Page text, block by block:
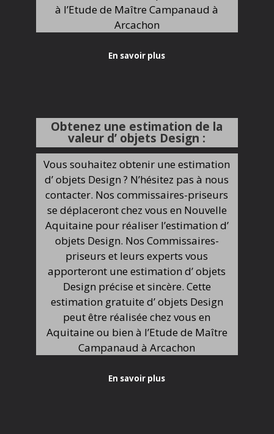
à l’Etude de Maître Campanaud à
Arcachon
En savoir plus
Obtenez une estimation de la
valeur d’ objets Design :
Vous souhaitez obtenir une estimation
d’ objets Design ? N’hésitez pas à nous
contacter. Nos commissaires-priseurs
se déplaceront chez vous en Nouvelle
Aquitaine pour réaliser l’estimation d’
objets Design. Nos Commissaires-
priseurs et leurs experts vous
apporteront une estimation d’ objets
Design précise et sincère. Cette
estimation gratuite d’ objets Design
peut être réalisée chez vous en
Aquitaine ou bien à l’Etude de Maître
Campanaud à Arcachon
En savoir plus